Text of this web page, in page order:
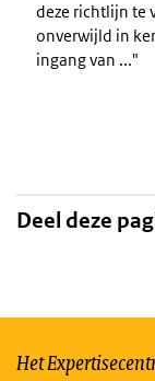
deze richtlijn te
onverwijld in
ingang van ..."
Deel deze
Het